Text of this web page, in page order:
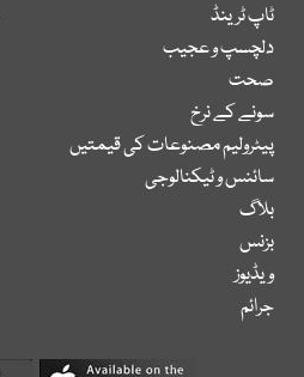
ٹاپ ٹرینڈ
دلچسپ و عجیب
صحت
سونے کے نرخ
پیٹرولیم مصنوعات کی قیمتیں
سائنس و ٹیکنالوجی
بلاگ
بزنس
ویڈیوز
جرائم